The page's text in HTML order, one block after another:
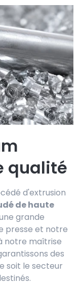
qualité
d'extrusion
de haute
grande
presse et notre
notre maîtrise
des
soit le secteur